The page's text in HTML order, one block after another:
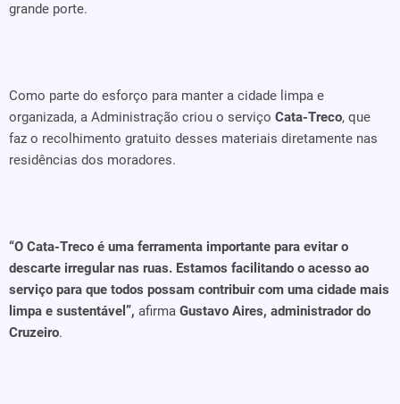
grande porte.
Como parte do esforço para manter a cidade limpa e
organizada, a Administração criou o serviço Cata-Treco, que
faz o recolhimento gratuito desses materiais diretamente nas
residências dos moradores.
“O Cata-Treco é uma ferramenta importante para evitar o
descarte irregular nas ruas. Estamos facilitando o acesso ao
serviço para que todos possam contribuir com uma cidade mais
limpa e sustentável”, afirma Gustavo Aires, administrador do
Cruzeiro.